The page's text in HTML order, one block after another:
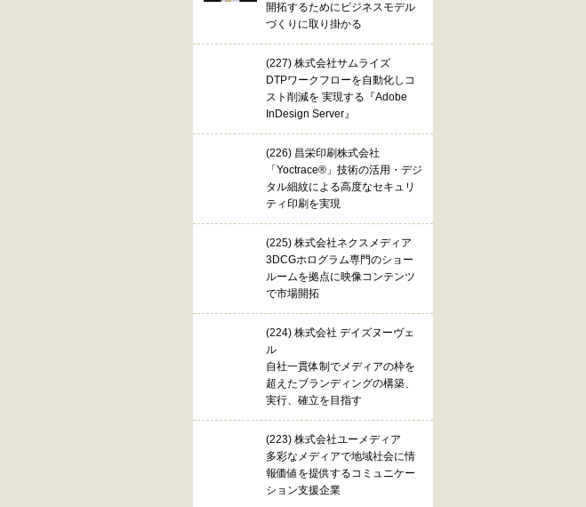
開拓するためにビジネスモデル
づくりに取り掛かる
(227) 株式会社サムライズ
DTPワークフローを自動化しコ
スト削減を 実現する『Adobe
InDesign Server』
(226) 昌栄印刷株式会社
「Yoctrace®」技術の活用・デジ
タル細紋による高度なセキュリ
ティ印刷を実現
(225) 株式会社ネクスメディア
3DCGホログラム専門のショー
ルームを拠点に映像コンテンツ
で市場開拓
(224) 株式会社 デイズヌーヴェ
ル
自社一貫体制でメディアの枠を
超えたブランディングの構築、
実行、確立を目指す
(223) 株式会社ユーメディア
多彩なメディアで地域社会に情
報価値を提供するコミュニケー
ション支援企業